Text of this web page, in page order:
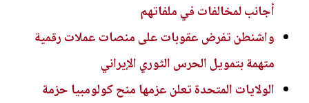
أجانب لمخالفات في ملفاتهم
واشنطن تفرض عقوبات على منصات عملات رقمية
متهمة بتمويل الحرس الثوري الإيراني
الولايات المتحدة تعلن عزمها منح كولومبيا حزمة